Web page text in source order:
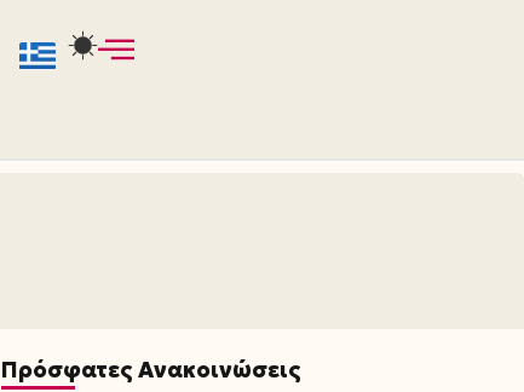
Πρόσφατες Ανακοινώσεις